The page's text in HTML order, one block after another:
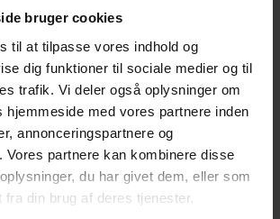
bruger cookies
til at tilpasse vores indhold og
dig funktioner til sociale medier og til
trafik. Vi deler også oplysninger om
hjemmeside med vores partnere inden
annonceringspartnere og
Vores partnere kan kombinere disse
du har givet dem, eller som
fra din brug af deres tjenester.